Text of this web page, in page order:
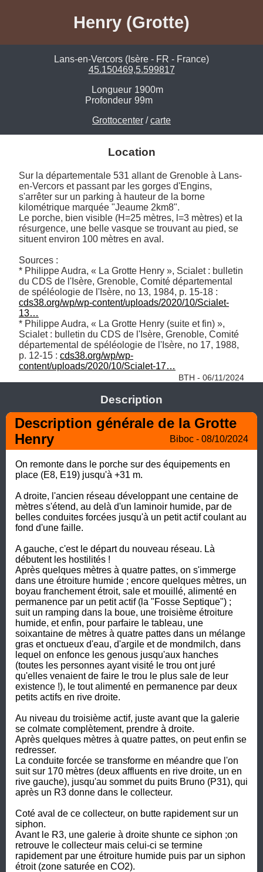
Henry (Grotte)
Lans-en-Vercors (Isère - FR - France)
45.150469,5.599817
Longueur 1900m
Profondeur 99m
Grottocenter /carte
Location
Sur la départementale 531 allant de Grenoble à Lans-
en-Vercors et passant par les gorges d'Engins,
s'arrêter sur un parking à hauteur de la borne
kilométrique marquée "Jeaume 2km8".
Le porche, bien visible (H=25 mètres, l=3 mètres) et la
résurgence, une belle vasque se trouvant au pied, se
situent environ 100 mètres en aval.
Sources :
* Philippe Audra, « La Grotte Henry », Scialet : bulletin
du CDS de l'Isère, Grenoble, Comité départemental
cds38.org/wp/wp-content/uploads/2020/10/Scialet-
13…
* Philippe Audra, « La Grotte Henry (suite et fin) »,
Scialet : bulletin du CDS de l'Isère, Grenoble, Comité
départemental de spéléologie de l'Isère, no 17,‎ 1988,
p. 12-15 : cds38.org/wp/wp-
content/uploads/2020/10/Scialet-17…
BTH - 06/11/2024
Description
Description générale de la Grotte
Henry
Biboc - 08/10/2024
On remonte dans le porche sur des équipements en
place (E8, E19) jusqu'à +31 m.
A droite, l'ancien réseau développant une centaine de
mètres s'étend, au delà d'un laminoir humide, par de
belles conduites forcées jusqu'à un petit actif coulant au
fond d'une faille.
A gauche, c'est le départ du nouveau réseau. Là
débutent les hostilités !
Après quelques mètres à quatre pattes, on s'immerge
dans une étroiture humide ; encore quelques mètres, un
boyau franchement étroit, sale et mouillé, alimenté en
permanence par un petit actif (la "Fosse Septique") ;
suit un ramping dans la boue, une troisième étroiture
humide, et enfin, pour parfaire le tableau, une
soixantaine de mètres à quatre pattes dans un mélange
gras et onctueux d'eau, d'argile et de mondmilch, dans
lequel on enfonce les genous jusqu'aux hanches
(toutes les personnes ayant visité le trou ont juré
qu'elles venaient de faire le trou le plus sale de leur
existence !), le tout alimenté en permanence par deux
petits actifs en rive droite.
Au niveau du troisième actif, juste avant que la galerie
se colmate complètement, prendre à droite.
Après quelques mètres à quatre pattes, on peut enfin se
redresser.
La conduite forcée se transforme en méandre que l'on
suit sur 170 mètres (deux affluents en rive droite, un en
rive gauche), jusqu'au sommet du puits Bruno (P31), qui
après un R3 donne dans le collecteur.
Coté aval de ce collecteur, on butte rapidement sur un
siphon.
Avant le R3, une galerie à droite shunte ce siphon ;on
retrouve le collecteur mais celui-ci se termine
rapidement par une étroiture humide puis par un siphon
étroit (zone saturée en CO2).